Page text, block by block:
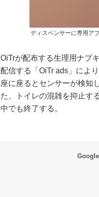
ディスペンサーに専用ア
OiTrが配布する生理用ナプ
配信する「OiTr ads」によ
座に座るとセンサーが検知
た、トイレの混雑を抑止す
中でも終了する。